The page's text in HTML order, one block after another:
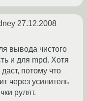
27.12.2008
вывода чистого
и для mpd. Хотя
потому что
через усилитель
рулят.